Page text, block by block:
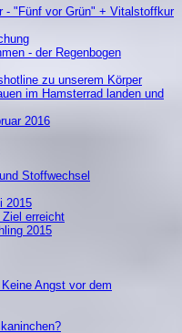
- "Fünf vor Grün" + Vitalstoffkur
- der Regenbogen
zu unserem Körper
im Hamsterrad landen und
2016
Stoffwechsel
2015
erreicht
2015
Angst vor dem